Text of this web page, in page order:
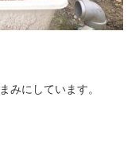
みにしています。